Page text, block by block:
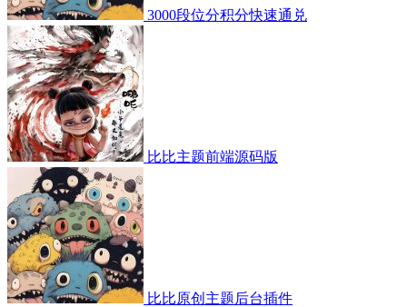
3000段位分积分快速通兑
比比主题前端源码版
比比原创主题后台插件